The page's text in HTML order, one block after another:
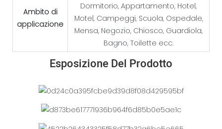
Ambito di
applicazione
Dormitorio, Appartamento, Hotel,
Motel, Campeggi, Scuola, Ospedale,
Mensa, Negozio, Chiosco, Guardiola,
Bagno, Toilette ecc.
Esposizione Del Prodotto